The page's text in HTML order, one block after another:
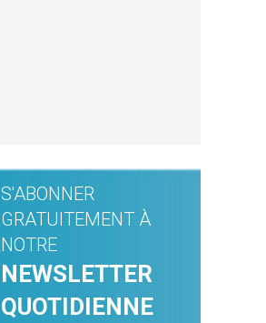
S'ABONNER
GRATUITEMENT À
NOTRE
NEWSLETTER
QUOTIDIENNE